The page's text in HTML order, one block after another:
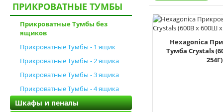
Стеллажи - 5 полок
Стеллажи - 6 полок
Комоды - 4 ящика
Комоды - 5 ящиков
Комоды - 6 ящиков
Комоды - 7 ящиков
Комоди на 8 шухляд
ПРИКРОВАТНЫЕ ТУМБЫ
Прикроватные Тумбы без
ящиков
Прикроватные Тумбы - 1 ящик
Прикроватные Тумбы - 2 ящика
Прикроватные Тумбы - 3 ящика
Прикроватные Тумбы - 4 ящика
Шкафы и пеналы
Hexagonica
Тумба Crystals
254Г)